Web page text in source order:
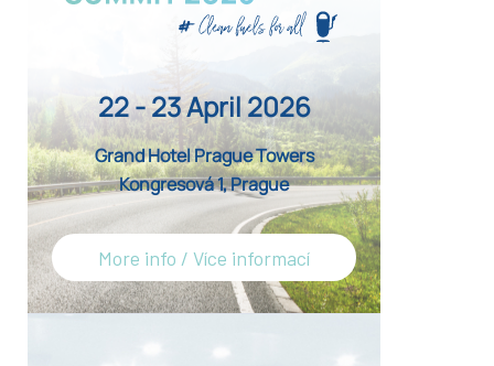
22 - 23 April 2026
Grand Hotel Prague Towers
Kongresová 1, Prague
More info / Více informací